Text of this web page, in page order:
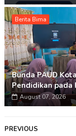
Berita Bima
Bunda PAUD
Pendidikan pada
August 07, 2026
PREVIOUS